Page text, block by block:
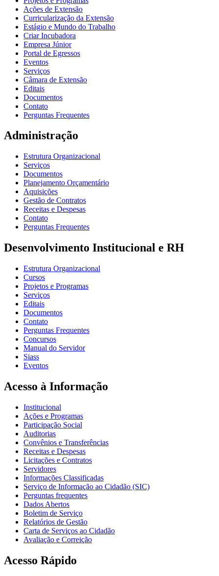
Ações de Extensão
Curricularização da Extensão
Estágio e Mundo do Trabalho
Criar Incubadora
Empresa Júnior
Portal de Egressos
Eventos
Serviços
Câmara de Extensão
Editais
Documentos
Contato
Perguntas Frequentes
Administração
Estrutura Organizacional
Serviços
Documentos
Planejamento Orçamentário
Aquisições
Gestão de Contratos
Receitas e Despesas
Contato
Perguntas Frequentes
Desenvolvimento Institucional e RH
Estrutura Organizacional
Cursos
Projetos e Programas
Serviços
Editais
Documentos
Contato
Perguntas Frequentes
Concursos
Manual do Servidor
Siass
Eventos
Acesso à Informação
Institucional
Ações e Programas
Participação Social
Auditorias
Convênios e Transferências
Receitas e Despesas
Licitações e Contratos
Servidores
Informações Classificadas
Serviço de Informação ao Cidadão (SIC)
Perguntas frequentes
Dados Abertos
Boletim de Serviço
Relatórios de Gestão
Carta de Serviços ao Cidadão
Avaliação e Correição
Acesso Rápido